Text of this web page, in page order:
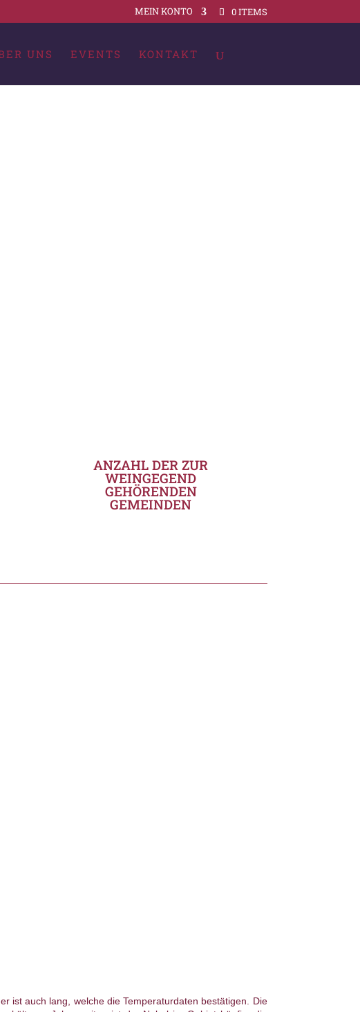
MEIN KONTO 0 ITEMS
UNS EVENTS KONTAKT
ANZAHL DER ZUR
WEINGEGEND
GEHÖRENDEN
GEMEINDEN
ist auch lang, welche die Temperaturdaten bestätigen. Die